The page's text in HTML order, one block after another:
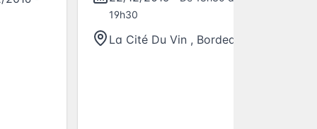
19h30
La Cité Du Vin , Bordeaux